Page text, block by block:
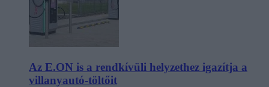
Az E.ON is a rendkívüli helyzethez igazítja a
villanyautó-töltőit